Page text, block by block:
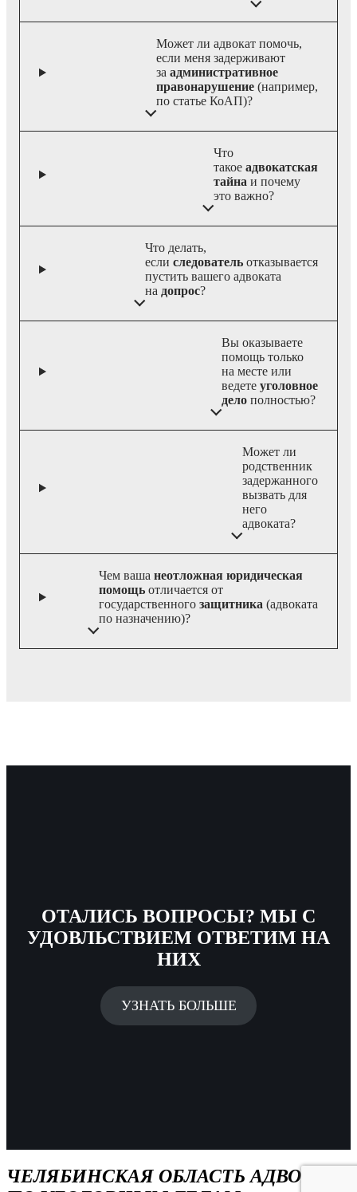
Может ли адвокат помочь,
если меня задерживают
за административное
правонарушение (например,
по статье КоАП)?
Что
такое адвокатская
тайна и почему
это важно?
Что делать,
если следователь отказывается
пустить вашего адвоката
на допрос?
Вы оказываете
помощь только
на месте или
ведете уголовное
дело полностью?
Может ли
родственник
задержанного
вызвать для
него
адвоката?
Чем ваша неотложная юридическая
помощь отличается от
государственного защитника (адвоката
по назначению)?
ОТАЛИСЬ ВОПРОСЫ? МЫ С
УДОВЛЬСТВИЕМ ОТВЕТИМ НА
НИХ
УЗНАТЬ БОЛЬШЕ
ЧЕЛЯБИНСКАЯ ОБЛАСТЬ АДВОКАТ